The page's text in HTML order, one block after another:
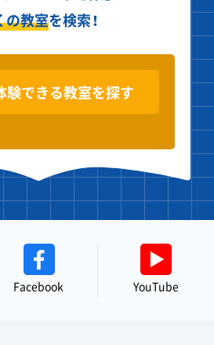
の教室を検索！
験できる教室を探す
Facebook YouTube